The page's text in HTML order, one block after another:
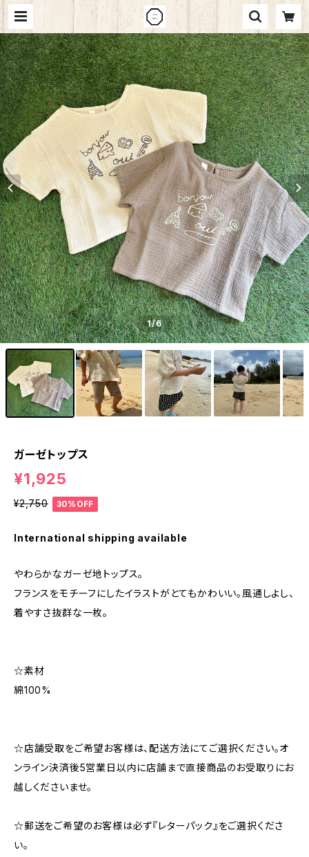
1/6
ガーゼトップス
¥1,925
¥2,750 30%OFF
International shipping available
やわらかなガーゼ地トップス。
フランスをモチーフにしたイラストがとてもかわいい。風通しよし、
着やすさ抜群な一枚。
☆素材
綿100%
☆店舗受取をご希望お客様は、配送方法にてご選択ください。オ
ンライン決済後5営業日以内に店舗まで直接商品のお受取りにお
越しくださいませ。
☆郵送をご希望のお客様は必ず『レターパック』をご選択くださ
い。